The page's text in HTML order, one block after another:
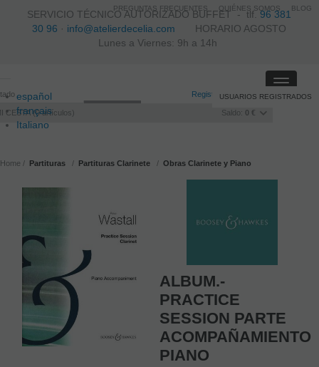
SERVICIO TÉCNICO AUTORIZADO BUFFET -tlf.96 381
30 96 · info@atelierdecelia.com HORARIO AGOSTO
Lunes a Viernes: 9h a 14h
español
français
Italiano
Registro /Iniciar sesión
CESTA 0artículos Saldo: 0 €
USUARIOS REGISTRADOS
Toggle
Home Partituras Partituras Clarinete Obras Clarinete y Piano
ALBUM.-
PRACTICE
SESSION PARTE
ACOMPAÑAMIENTO
PIANO
PREGUNTAS FRECUENTES QUIÉNES SOMOS BLOG